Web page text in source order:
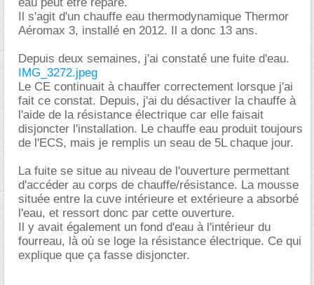
Il s'agit d'un chauffe eau thermodynamique Thermor
Aéromax 3, installé en 2012. Il a donc 13 ans.
Depuis deux semaines, j'ai constaté une fuite d'eau.
IMG_3272.jpeg
Le CE continuait à chauffer correctement lorsque j'ai
fait ce constat. Depuis, j'ai du désactiver la chauffe à
l'aide de la résistance électrique car elle faisait
disjoncter l'installation. Le chauffe eau produit toujours
de l'ECS, mais je remplis un seau de 5L chaque jour.
La fuite se situe au niveau de l'ouverture permettant
d'accéder au corps de chauffe/résistance. La mousse
située entre la cuve intérieure et extérieure a absorbé
l'eau, et ressort donc par cette ouverture.
Il y avait également un fond d'eau à l'intérieur du
fourreau, là où se loge la résistance électrique. Ce qui
explique que ça fasse disjoncter.